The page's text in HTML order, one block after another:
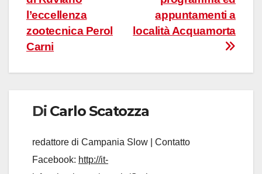
appuntamenti a
località Acquamorta
l’eccellenza
zootecnica Perol
Carni
Di Carlo Scatozza
redattore di Campania Slow | Contatto
Facebook: http://it-